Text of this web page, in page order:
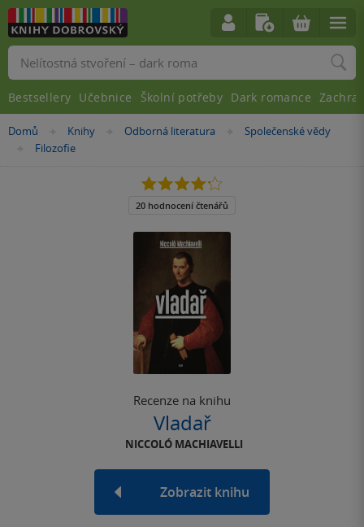
Nacházíte
Domů »Knihy »
Odborná literatura »
Společenské vědy
»Filozofie
Recenze na knihu
Vladař
NICCOLÓ MACHIAVELLI
Zobrazit knihu
4.2
z
5
20 hodnocení čtenářů
Vyhledávání
Bestsellery Učebnice Školní potřeby Dark romance